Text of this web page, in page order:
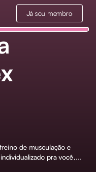
Já sou membro
de musculação e
pra você,...